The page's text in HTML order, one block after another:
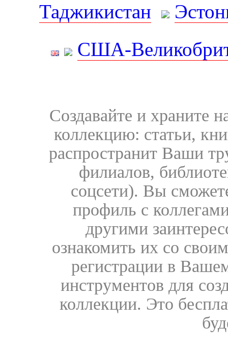
Таджикистан
США-
Создавайте и храните
коллекцию: статьи,
распространит Ваши
филиалов,
соцсети). Вы
профиль с
другими
ознакомить их со
регистрации в
инструментов для
коллекции. Это